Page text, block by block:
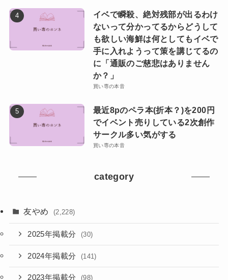
イベで瞬殺、絶対残部が出るわけ
ないって分かってるからどうして
も欲しい海鮮は何としてもイベで
手に入れようって策を講じてるの
に「通販のご慈悲はありません
か？」
買い専の本音
最近8pのペラ本(折本？)を200円
でイベント売りしている2次創作
サークル多い気がする
買い専の本音
category
友やめ (2,228)
2025年掲載分 (30)
2024年掲載分 (141)
2023年掲載分 (98)